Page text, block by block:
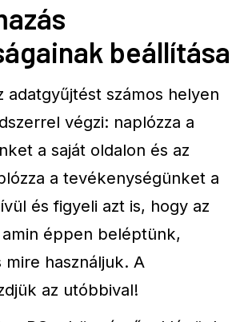
beállítása
adatgyűjtést számos helyen
végzi: naplózza a
a saját oldalon és az
a tevékenységünket a
és figyeli azt is, hogy az
éppen beléptünk,
mire használjuk. A
az utóbbival!